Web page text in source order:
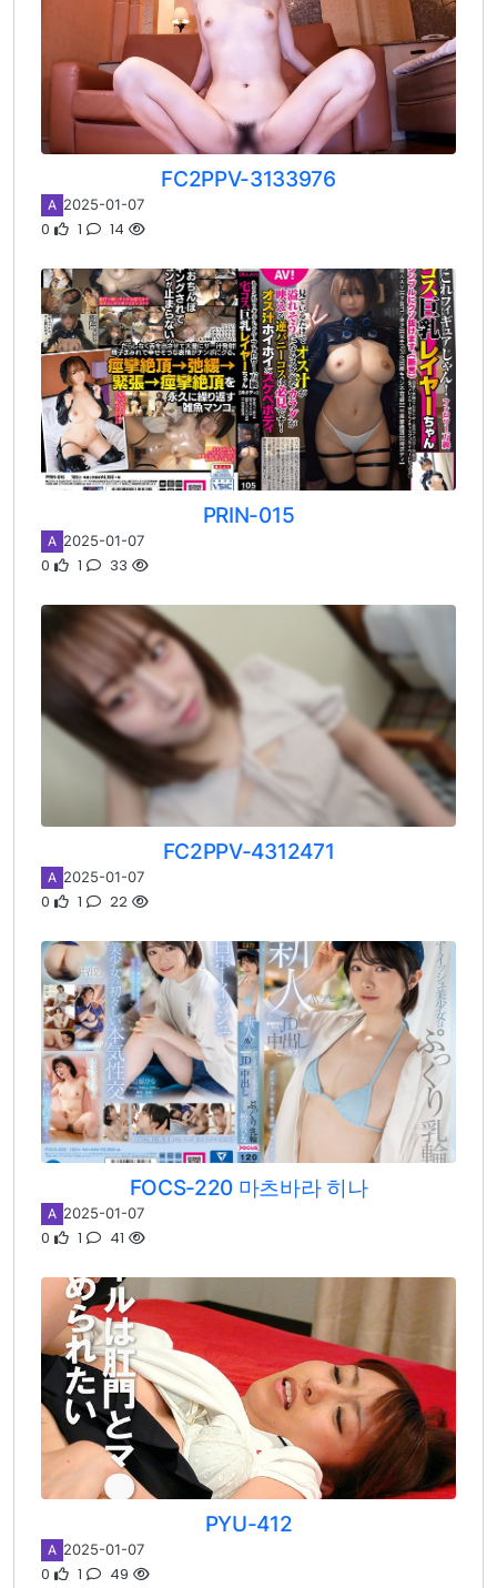
FC2PPV-3133976
A 2025-01-07
0 1 14
PRIN-015
A 2025-01-07
0 1 33
FC2PPV-4312471
A 2025-01-07
0 1 22
FOCS-220 마츠바라 히나
A 2025-01-07
0 1 41
PYU-412
A 2025-01-07
0 1 49